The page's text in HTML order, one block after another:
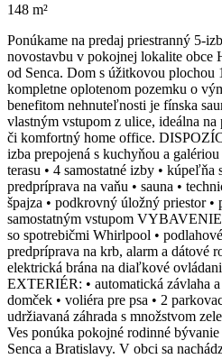
148 m²
Ponúkame na predaj priestranný 5-
novostavbu v pokojnej lokalite obce
od Senca. Dom s úžitkovou plochou
kompletne oplotenom pozemku o
benefitom nehnuteľnosti je fínska
vlastným vstupom z ulice, ideálna
či komfortný home office.
izba prepojená s kuchyňou a
terasu • 4 samostatné izby •
predpríprava na vaňu • sauna •
špajza • podkrovný úložný priestor •
samostatným vstupom
so spotrebičmi Whirlpool •
predpríprava na krb, alarm a dátové
elektrická brána na diaľkové
EXTERIÉR: • automatická závlaha
domček • voliéra pre psa • 2
udržiavaná záhrada s množstvom
Ves ponúka pokojné rodinné
Senca a Bratislavy. V obci sa